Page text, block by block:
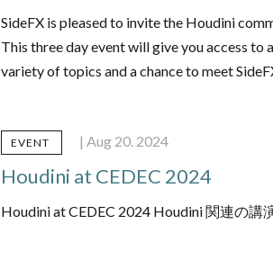
SideFX is pleased to invite the Houdini
This three day event will give you access
variety of topics and a chance to meet
EVENT | Aug 20. 2024
Houdini at CEDEC 2024
Houdini at CEDEC 2024 Houdini 関連の講